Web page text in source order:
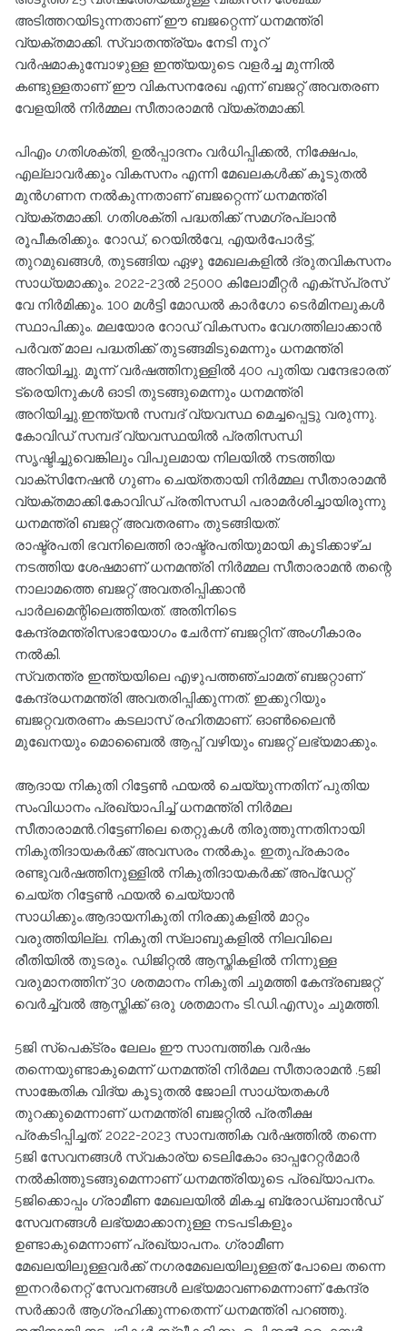
അടിത്തറയിടുന്നതാണ് ഈ ബജറ്റെന്ന് ധനമന്ത്രി
വ്യക്തമാക്കി. സ്വാതന്ത്ര്യം നേടി നൂറ്
വര്‍ഷമാകുമ്പോഴുള്ള ഇന്ത്യയുടെ വളര്‍ച്ച മുന്നില്‍
കണ്ടുള്ളതാണ് ഈ വികസനരേഖ എന്ന് ബജറ്റ് അവതരണ
വേളയില്‍ നിര്‍മ്മല സീതാരാമന്‍ വ്യക്തമാക്കി.
പിഎം ഗതിശക്തി, ഉല്‍പ്പാദനം വര്‍ധിപ്പിക്കല്‍, നിക്ഷേപം,
എല്ലാവര്‍ക്കും വികസനം എന്നി മേഖലകള്‍ക്ക് കൂടുതല്‍
മുന്‍ഗണന നല്‍കുന്നതാണ് ബജറ്റെന്ന് ധനമന്ത്രി
വ്യക്തമാക്കി. ഗതിശക്തി പദ്ധതിക്ക് സമഗ്രപ്ലാന്‍
രൂപീകരിക്കും. റോഡ്, റെയില്‍വേ, എയര്‍പോര്‍ട്ട്,
തുറമുഖങ്ങള്‍, തുടങ്ങിയ ഏഴു മേഖലകളില്‍ ദ്രുതവികസനം
സാധ്യമാക്കും. 2022-23ല്‍ 25000 കിലോമീറ്റര്‍ എക്‌സ്പ്രസ്
വേ നിര്‍മിക്കും. 100 മള്‍ട്ടി മോഡല്‍ കാര്‍ഗോ ടെര്‍മിനലുകള്‍
സ്ഥാപിക്കും. മലയോര റോഡ് വികസനം വേഗത്തിലാക്കാന്‍
പര്‍വത് മാല പദ്ധതിക്ക് തുടങ്ങമിടുമെന്നും ധനമന്ത്രി
അറിയിച്ചു. മൂന്ന് വര്‍ഷത്തിനുള്ളില്‍ 400 പുതിയ വന്ദേഭാരത്
ട്രെയിനുകള്‍ ഓടി തുടങ്ങുമെന്നും ധനമന്ത്രി
അറിയിച്ചു.ഇന്ത്യന്‍ സമ്പദ് വ്യവസ്ഥ മെച്ചപ്പെട്ടു വരുന്നു.
കോവിഡ് സമ്പദ് വ്യവസ്ഥയില്‍ പ്രതിസന്ധി
സൃഷ്ടിച്ചുവെങ്കിലും വിപുലമായ നിലയില്‍ നടത്തിയ
വാക്‌സിനേഷന്‍ ഗുണം ചെയ്തതായി നിര്‍മ്മല സീതാരാമന്‍
വ്യക്തമാക്കി.കോവിഡ് പ്രതിസന്ധി പരാമര്‍ശിച്ചായിരുന്നു
ധനമന്ത്രി ബജറ്റ് അവതരണം തുടങ്ങിയത്.
രാഷ്ട്രപതി ഭവനിലെത്തി രാഷ്ട്രപതിയുമായി കൂടിക്കാഴ്ച
നടത്തിയ ശേഷമാണ് ധനമന്ത്രി നിര്‍മ്മല സീതാരാമന്‍ തന്റെ
നാലാമത്തെ ബജറ്റ് അവതരിപ്പിക്കാന്‍
പാര്‍ലമെന്റിലെത്തിയത്. അതിനിടെ
കേന്ദ്രമന്ത്രിസഭായോഗം ചേര്‍ന്ന് ബജറ്റിന് അംഗീകാരം
നല്‍കി.
സ്വതന്ത്ര ഇന്ത്യയിലെ എഴുപത്തഞ്ചാമത് ബജറ്റാണ്
കേന്ദ്രധനമന്ത്രി അവതരിപ്പിക്കുന്നത്. ഇക്കുറിയും
ബജറ്റവതരണം കടലാസ് രഹിതമാണ്. ഓണ്‍ലൈന്‍
മുഖേനയും മൊബൈല്‍ ആപ്പ് വഴിയും ബജറ്റ് ലഭ്യമാക്കും.
ആദായ നികുതി റിട്ടേണ്‍ ഫയല്‍ ചെയ്യുന്നതിന് പുതിയ
സംവിധാനം പ്രഖ്യാപിച്ച്‌ ധനമന്ത്രി നിര്‍മല
സീതാരാമന്‍.റിട്ടേണിലെ തെറ്റുകള്‍ തിരുത്തുന്നതിനായി
നികുതിദായകര്‍ക്ക് അവസരം നല്‍കും. ഇതുപ്രകാരം
രണ്ടുവര്‍ഷത്തിനുള്ളില്‍ നികുതിദായകര്‍ക്ക് അപ്‌ഡേറ്റ്
ചെയ്ത റിട്ടേണ്‍ ഫയല്‍ ചെയ്യാന്‍
സാധിക്കും.ആദായനികുതി നിരക്കുകളില്‍ മാറ്റം
വരുത്തിയില്ല. നികുതി സ്ലാബുകളില്‍ നിലവിലെ
രീതിയില്‍ തുടരും. ഡിജിറ്റല്‍ ആസ്തികളില്‍ നിന്നുള്ള
വരുമാനത്തിന് 30 ശതമാനം നികുതി ചുമത്തി കേന്ദ്രബജറ്റ്
വെര്‍ച്ച്‌വല്‍ ആസ്തിക്ക് ഒരു ശതമാനം ടി.ഡി.എസും ചുമത്തി.
5ജി സ്പെക്‌ട്രം ലേലം ഈ സാമ്പത്തിക വര്‍ഷം
തന്നെയുണ്ടാകുമെന്ന് ധനമന്ത്രി നിര്‍മല സീതാരാമന്‍ .5ജി
സാങ്കേതിക വിദ്യ കൂടുതല്‍ ജോലി സാധ്യതകള്‍
തുറക്കുമെന്നാണ് ധനമന്ത്രി ബജറ്റില്‍ പ്രതീക്ഷ
പ്രകടിപ്പിച്ചത്. 2022-2023 സാമ്പത്തിക വര്‍ഷത്തില്‍ തന്നെ
5ജി സേവനങ്ങള്‍ സ്വകാര്യ ടെലികോം ഓപ്പറേറ്റര്‍മാര്‍
നല്‍കിത്തുടങ്ങുമെന്നാണ് ധനമന്ത്രിയുടെ പ്രഖ്യാപനം.
5ജിക്കൊപ്പം ഗ്രാമീണ മേഖലയില്‍ മികച്ച ബ്രോഡ്ബാന്‍ഡ്
സേവനങ്ങള്‍ ലഭ്യമാക്കാനുള്ള നടപടികളും
ഉണ്ടാകുമെന്നാണ് പ്രഖ്യാപനം. ഗ്രാമീണ
മേഖലയിലുള്ളവര്‍ക്ക് നഗരമേഖലയിലുള്ളത് പോലെ തന്നെ
ഇനറര്‍നെറ്റ് സേവനങ്ങള്‍ ലഭ്യമാവണമെന്നാണ് കേന്ദ്ര
സര്‍ക്കാര്‍ ആഗ്രഹിക്കുന്നതെന്ന് ധനമന്ത്രി പറഞ്ഞു.